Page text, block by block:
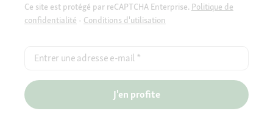
Ce site est protégé par reCAPTCHA Enterprise. Politique de
confidentialité - Conditions d'utilisation
Entrer une adresse e-mail *
J'en profite